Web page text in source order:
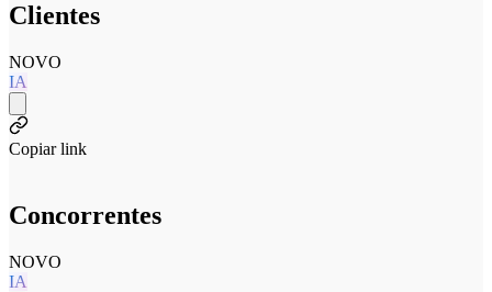
Clientes
NOVO
IA
Copiar link
Concorrentes
NOVO
IA